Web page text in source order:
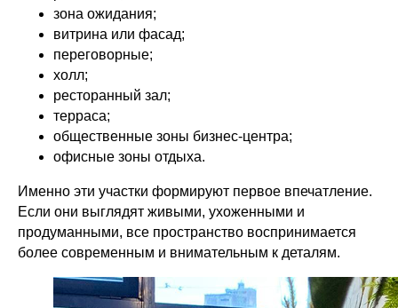
зона ожидания;
витрина или фасад;
переговорные;
холл;
ресторанный зал;
терраса;
общественные зоны бизнес-центра;
офисные зоны отдыха.
Именно эти участки формируют первое впечатление.
Если они выглядят живыми, ухоженными и
продуманными, все пространство воспринимается
более современным и внимательным к деталям.